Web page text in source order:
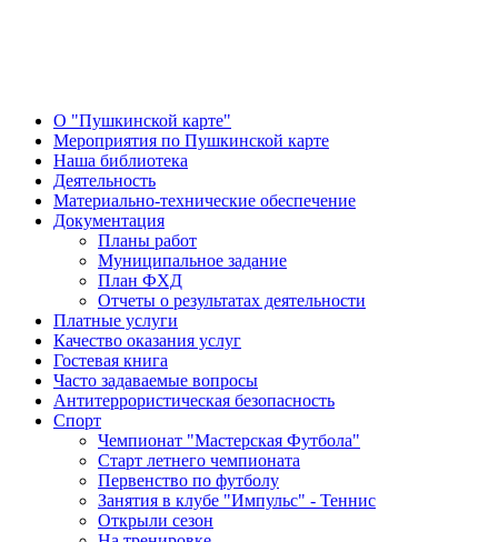
О "Пушкинской карте"
Мероприятия по Пушкинской карте
Наша библиотека
Деятельность
Материально-технические обеспечение
Документация
Планы работ
Муниципальное задание
План ФХД
Отчеты о результатах деятельности
Платные услуги
Качество оказания услуг
Гостевая книга
Часто задаваемые вопросы
Антитеррористическая безопасность
Спорт
Чемпионат "Мастерская Футбола"
Старт летнего чемпионата
Первенство по футболу
Занятия в клубе "Импульс" - Теннис
Открыли сезон